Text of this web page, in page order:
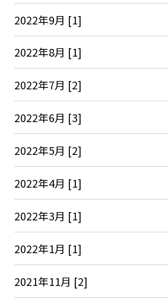
2022年9月 [1]
2022年8月 [1]
2022年7月 [2]
2022年6月 [3]
2022年5月 [2]
2022年4月 [1]
2022年3月 [1]
2022年1月 [1]
2021年11月 [2]